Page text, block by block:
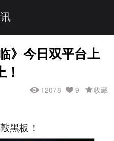
》今日双平台上
收藏
9
12078
黑板！